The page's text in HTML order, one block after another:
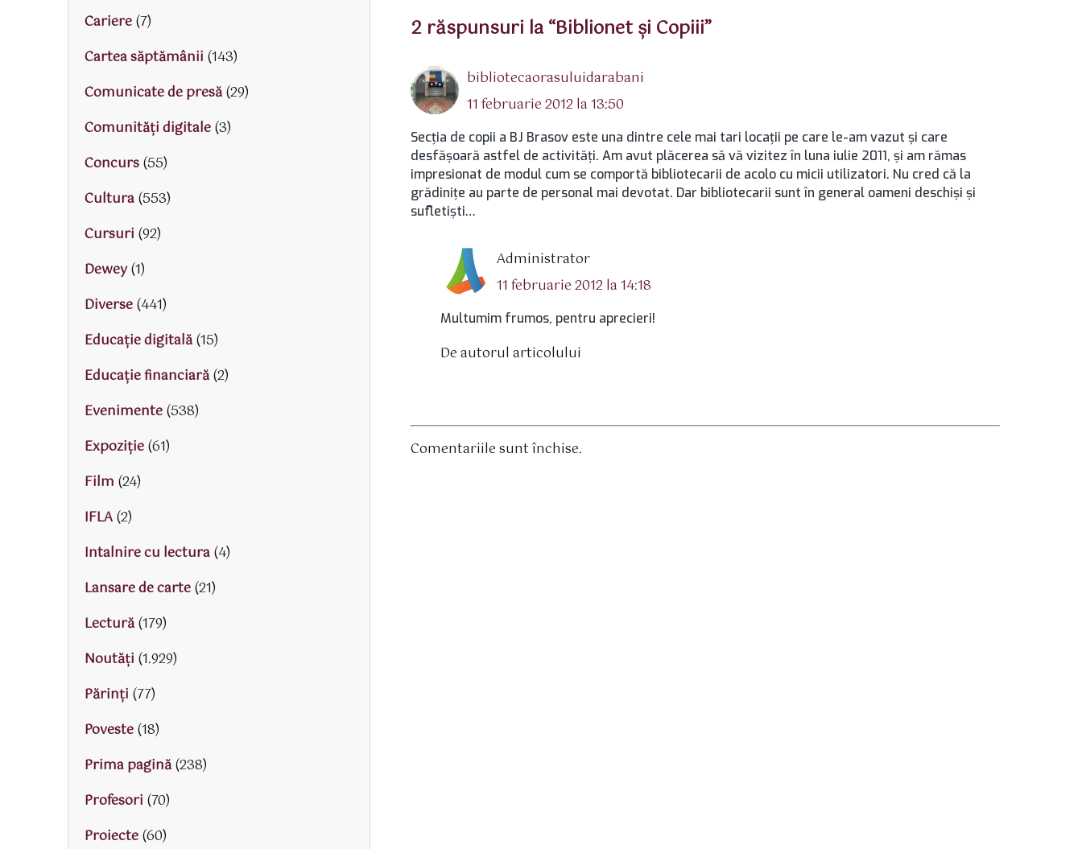
2 răspunsuri la “Biblionet şi Copiii”
bibliotecaorasuluidarabani
11 februarie 2012 la 13:50
Secția de copii a BJ Brasov este una dintre cele mai tari locații pe care le-am vazut și care
desfășoară astfel de activități. Am avut plăcerea să vă vizitez în luna iulie 2011, și am rămas
impresionat de modul cum se comportă bibliotecarii de acolo cu micii utilizatori. Nu cred că la
grădinițe au parte de personal mai devotat. Dar bibliotecarii sunt în general oameni deschiși și
sufletiști…
Administratorspune:
11 februarie 2012 la 14:18
Multumim frumos, pentru aprecieri!
De autorul articolului
Comentariile sunt închise.
Cariere(7)
Cartea săptămânii (143)
Comunicate de presă(29)
Comunități digitale(3)
Concurs(55)
Cultura(553)
Cursuri (92)
Dewey(1)
Diverse(441)
Educaţie digitală(15)
Educaţie financiară(2)
Evenimente(538)
Expoziție(61)
Film (24)
IFLA(2)
Intalnire cu lectura(4)
Lansare de carte(21)
Lectură(179)
Noutăți (1.929)
Părinţi (77)
Poveste(18)
Prima pagină(238)
Profesori (70)
Proiecte(60)